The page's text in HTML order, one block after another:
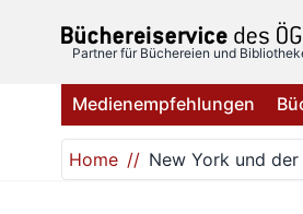
Partner für Büchereien und
Medienempfehlungen
Home New York und